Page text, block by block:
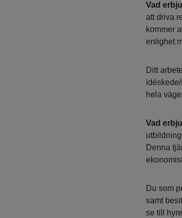
Vad
att driva
kommer
enlighet
Ditt
hela
Vad
Denna
Du som
samt
se till